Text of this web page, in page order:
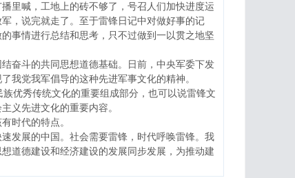
里喊，工地上的砖不够了，号召人们加快进度运
，说完就走了。至于雷锋日记中对做好事的记
事情进行总结和思考，只不过做到一以贯之地坚
奋斗的共同思想道德基础。日前，中央军委下发
我党我军倡导的这种先进军事文化的精神。
优秀传统文化的重要组成部分，也可以说雷锋文
义先进文化的重要内容。
时代的特点。
发展的中国。社会需要雷锋，时代呼唤雷锋。我
道德建设和经济建设的发展同步发展，为推动建